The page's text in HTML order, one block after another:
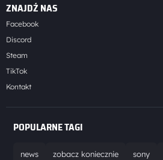
ZNAJDŹ NAS
Facebook
Discord
Steam
TikTok
Kontakt
POPULARNE TAGI
news zobacz koniecznie sony